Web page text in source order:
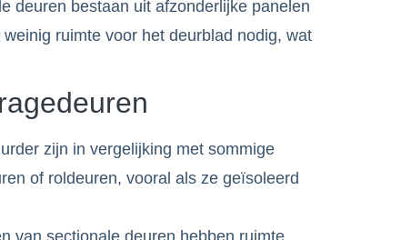
deuren bestaan uit afzonderlijke panelen
ruimte voor het deurblad nodig, wat
zijn in vergelijking met sommige
of roldeuren, vooral als ze geïsoleerd